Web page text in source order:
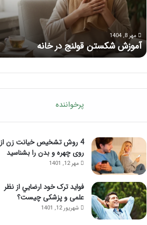
این
ماساژ
حواس‌جمع
شوید!
مرداد 6, 1404
ماساژ برای بهبود تمرکز ذهنی؛ با این
ماساژ حواس‌جمع شوید!
پرخواننده
4 روش تشخیص خیانت زن از
روی چهره و بدن را بشناسید
مهر 12, 1401
فواید ترک خود ارضايي از نظر
علمی و پزشکی چیست؟
شهریور 12, 1401